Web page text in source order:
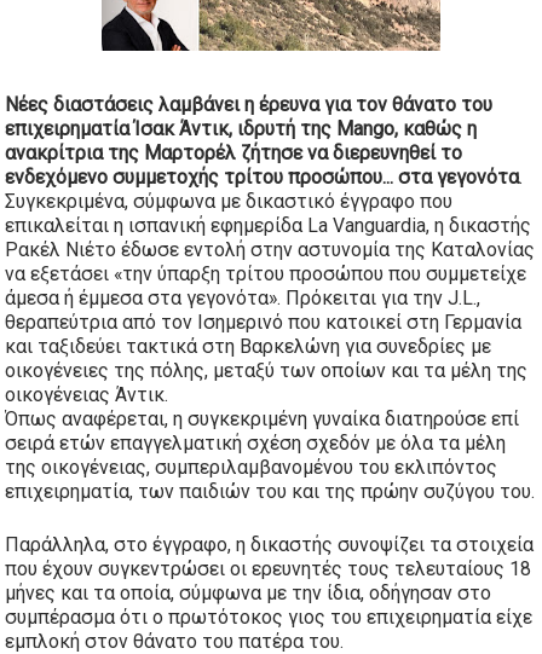
Νέες διαστάσεις λαμβάνει η έρευνα για τον θάνατο του
επιχειρηματία Ίσακ Άντικ, ιδρυτή της Mango, καθώς η
ανακρίτρια της Μαρτορέλ ζήτησε να διερευνηθεί το
ενδεχόμενο συμμετοχής τρίτου προσώπου... στα γεγονότα.
Συγκεκριμένα, σύμφωνα με δικαστικό έγγραφο που
επικαλείται η ισπανική εφημερίδα La Vanguardia, η δικαστής
Ρακέλ Νιέτο έδωσε εντολή στην αστυνομία της Καταλονίας
να εξετάσει «την ύπαρξη τρίτου προσώπου που συμμετείχε
άμεσα ή έμμεσα στα γεγονότα». Πρόκειται για την J.L.,
θεραπεύτρια από τον Ισημερινό που κατοικεί στη Γερμανία
και ταξιδεύει τακτικά στη Βαρκελώνη για συνεδρίες με
οικογένειες της πόλης, μεταξύ των οποίων και τα μέλη της
οικογένειας Άντικ.
Όπως αναφέρεται, η συγκεκριμένη γυναίκα διατηρούσε επί
σειρά ετών επαγγελματική σχέση σχεδόν με όλα τα μέλη
της οικογένειας, συμπεριλαμβανομένου του εκλιπόντος
επιχειρηματία, των παιδιών του και της πρώην συζύγου του.
Παράλληλα, στο έγγραφο, η δικαστής συνοψίζει τα στοιχεία
που έχουν συγκεντρώσει οι ερευνητές τους τελευταίους 18
μήνες και τα οποία, σύμφωνα με την ίδια, οδήγησαν στο
συμπέρασμα ότι ο πρωτότοκος γιος του επιχειρηματία είχε
εμπλοκή στον θάνατο του πατέρα του.